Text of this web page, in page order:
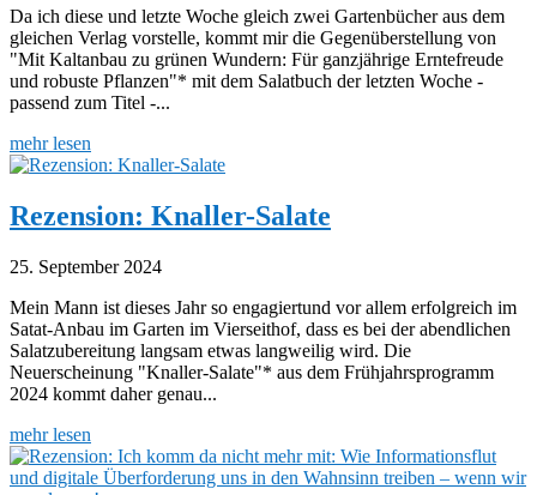
Da ich diese und letzte Woche gleich zwei Gartenbücher aus dem
gleichen Verlag vorstelle, kommt mir die Gegenüberstellung von
"Mit Kaltanbau zu grünen Wundern: Für ganzjährige Erntefreude
und robuste Pflanzen"* mit dem Salatbuch der letzten Woche -
passend zum Titel -...
mehr lesen
Rezension: Knaller-Salate
25. September 2024
Mein Mann ist dieses Jahr so engagiertund vor allem erfolgreich im
Satat-Anbau im Garten im Vierseithof, dass es bei der abendlichen
Salatzubereitung langsam etwas langweilig wird. Die
Neuerscheinung "Knaller-Salate"* aus dem Frühjahrsprogramm
2024 kommt daher genau...
mehr lesen